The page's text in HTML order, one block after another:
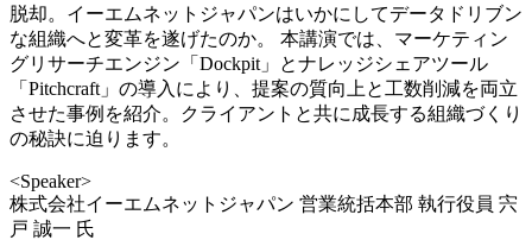
脱却。イーエムネットジャパンはいかにしてデータドリブン
な組織へと変革を遂げたのか。 本講演では、マーケティン
グリサーチエンジン「Dockpit」とナレッジシェアツール
「Pitchcraft」の導入により、提案の質向上と工数削減を両立
させた事例を紹介。クライアントと共に成長する組織づくり
の秘訣に迫ります。
<Speaker>
株式会社イーエムネットジャパン 営業統括本部 執行役員 宍
戸 誠一 氏